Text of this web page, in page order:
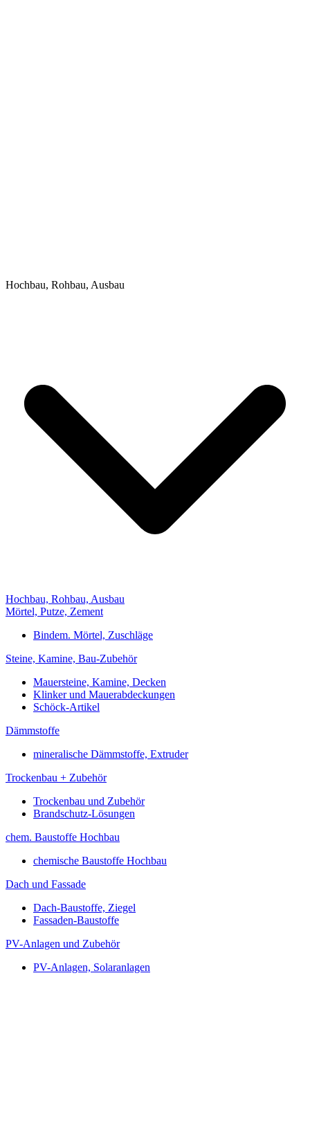
Hochbau, Rohbau, Ausbau
Hochbau, Rohbau, Ausbau
Mörtel, Putze, Zement
Bindem. Mörtel, Zuschläge
Steine, Kamine, Bau-Zubehör
Mauersteine, Kamine, Decken
Klinker und Mauerabdeckungen
Schöck-Artikel
Dämmstoffe
mineralische Dämmstoffe, Extruder
Trockenbau + Zubehör
Trockenbau und Zubehör
Brandschutz-Lösungen
chem. Baustoffe Hochbau
chemische Baustoffe Hochbau
Dach und Fassade
Dach-Baustoffe, Ziegel
Fassaden-Baustoffe
PV-Anlagen und Zubehör
PV-Anlagen, Solaranlagen